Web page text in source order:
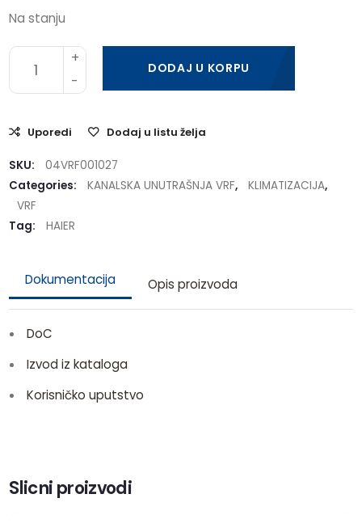
Na stanju
DODAJ U KORPU
Uporedi Dodaj u listu želja
SKU:
04VRF001027
Categories:
KANALSKA UNUTRAŠNJA VRF, KLIMATIZACIJA,
VRF
Tag:
HAIER
Dokumentacija Opis proizvoda
DoC
Izvod iz kataloga
Korisničko uputstvo
Slicni proizvodi